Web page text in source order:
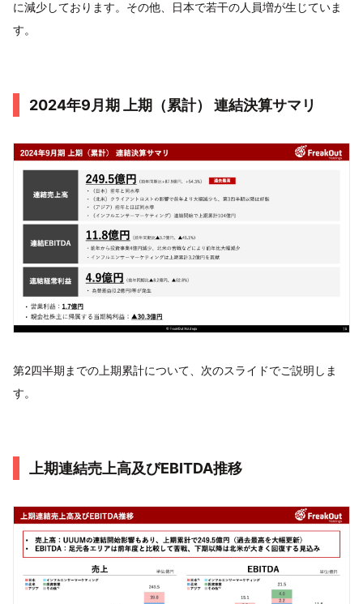
に減少しております。その他、日本で若干の人員増が生じていま
す。
2024年9月期 上期（累計） 連結決算サマリ
第2四半期までの上期累計について、次のスライドでご説明しま
す。
上期連結売上高及びEBITDA推移